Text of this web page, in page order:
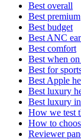
Best overall
Best premium
Best budget
Best ANC
Best comfort
Best when
Best for
Best Apple
Best luxury
Best luxury
How we test
How to
Reviewer